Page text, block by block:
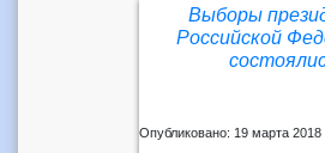
Выборы
Российской
Опубликовано: 19 марта 2018